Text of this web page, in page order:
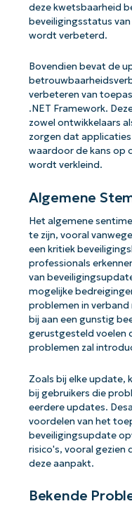
deze kwetsbaarheid
beveiligingsstatus
wordt verbeterd.
Bovendien bevat de
verbeteren van
.NET Framework.
zowel ontwikkelaars
zorgen dat
waardoor de kans op
wordt verkleind.
Algemene
Het algemene
te zijn, vooral
een kritiek
professionals
van
mogelijke
problemen in
bij aan een gunstig
gerustgesteld voelen
problemen zal
Zoals bij elke update,
bij gebruikers die
eerdere updates.
voordelen van het
beveiligingsupdate
risico's, vooral gezien
deze aanpakt.
Bekende